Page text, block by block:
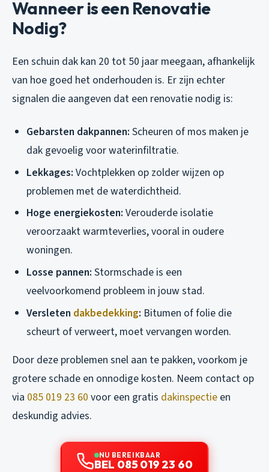
Wanneer is een Renovatie
Nodig?
Een schuin dak kan 20 tot 50 jaar meegaan, afhankelijk
van hoe goed het onderhouden is. Er zijn echter
signalen die aangeven dat een renovatie nodig is:
Gebarsten dakpannen: Scheuren of mos maken je
dak gevoelig voor waterinfiltratie.
Lekkages: Vochtplekken op zolder wijzen op
problemen met de waterdichtheid.
Hoge energiekosten: Verouderde isolatie
veroorzaakt warmteverlies, vooral in oudere
woningen.
Losse pannen: Stormschade is een
veelvoorkomend probleem in jouw stad.
Versleten dakbedekking: Bitumen of folie die
scheurt of verweert, moet vervangen worden.
Door deze problemen snel aan te pakken, voorkom je
grotere schade en onnodige kosten. Neem contact op
via 085 019 23 60 voor een gratis dakinspectie en
deskundig advies.
NU BEREIKBAAR
BEL 085 019 23 60